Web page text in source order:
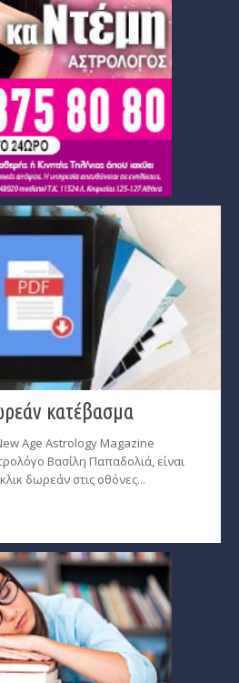
κατέβασμα
Age Astrology Magazine
Βασίλη Παπαδολιά, είναι
δωρεάν στις οθόνες...